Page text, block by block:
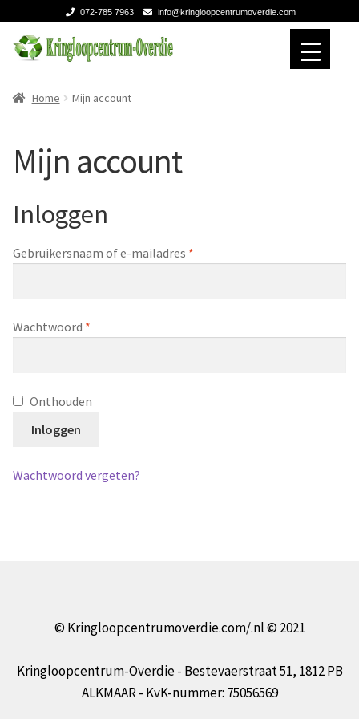
072-785 7963 info@kringloopcentrumoverdie.com
Ga
door
navigatie
Ga
naar
inhoud
Home
Over ons
Contact
Home Mijn account
Mijn account
Inloggen
Gebruikersnaam of e-mailadres *
Wachtwoord *
Onthouden
Inloggen
Wachtwoord vergeten?
© Kringloopcentrumoverdie.com/.nl © 2021
Kringloopcentrum-Overdie - Bestevaerstraat 51, 1812 PB
ALKMAAR - KvK-nummer: 75056569